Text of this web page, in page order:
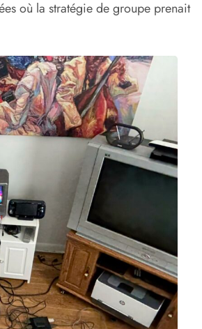
où la stratégie de groupe prenait